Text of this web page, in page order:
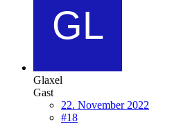
Glaxel
Gast
22. November 2022
#18